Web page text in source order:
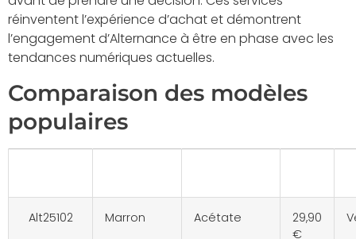
réinventent l’expérience d’achat et démontrent
l’engagement d’Alternance à être en phase avec les
tendances numériques actuelles.
Comparaison des modèles
populaires
Alt25102 Marron Acétate
29,90
€